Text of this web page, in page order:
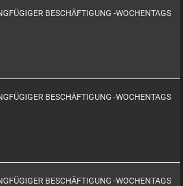
BESCHÄFTIGUNG -WOCHENTAGS
BESCHÄFTIGUNG -WOCHENTAGS
BESCHÄFTIGUNG -WOCHENTAGS